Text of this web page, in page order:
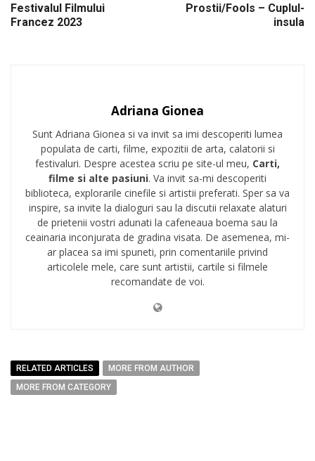
Festivalul Filmului
Francez 2023
Prostii/Fools – Cuplul-
insula
Adriana Gionea
Sunt Adriana Gionea si va invit sa imi descoperiti lumea
populata de carti, filme, expozitii de arta, calatorii si
festivaluri. Despre acestea scriu pe site-ul meu, Carti,
filme si alte pasiuni. Va invit sa-mi descoperiti
biblioteca, explorarile cinefile si artistii preferati. Sper sa va
inspire, sa invite la dialoguri sau la discutii relaxate alaturi
de prietenii vostri adunati la cafeneaua boema sau la
ceainaria inconjurata de gradina visata. De asemenea, mi-
ar placea sa imi spuneti, prin comentariile privind
articolele mele, care sunt artistii, cartile si filmele
recomandate de voi.
RELATED ARTICLES
MORE FROM AUTHOR
MORE FROM CATEGORY